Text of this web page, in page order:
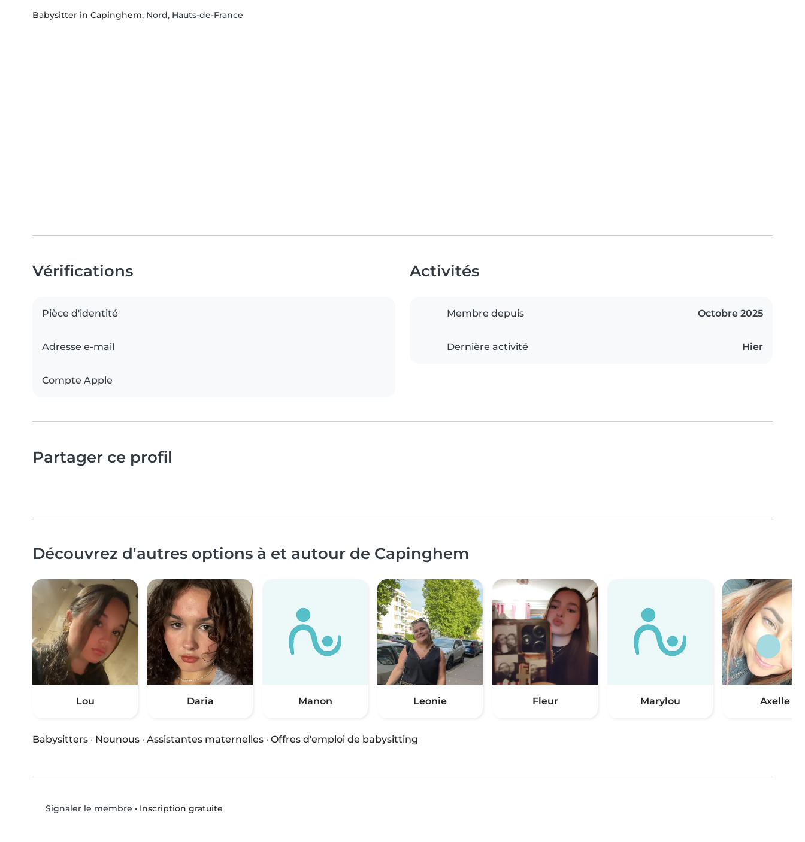
Babysitter in Capinghem, Nord, Hauts-de-France
Vérifications
Pièce d'identité
Adresse e-mail
Compte Apple
Activités
Membre depuis Octobre 2025
Dernière activité Hier
Partager ce profil
Découvrez d'autres options à et autour de Capinghem
Lou Daria Manon Leonie Fleur Marylou Axelle
Babysitters · Nounous · Assistantes maternelles · Offres d'emploi de babysitting
Signaler le membre • Inscription gratuite